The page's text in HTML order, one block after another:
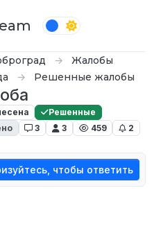
Жалобы
Решенные жалобы
Решенные
3 3 459 2
чтобы ответить